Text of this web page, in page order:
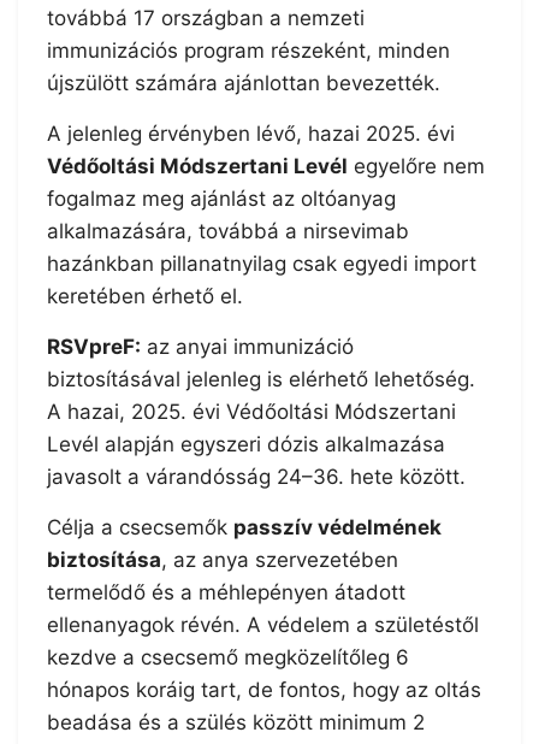
továbbá 17 országban a nemzeti
immunizációs program részeként, minden
újszülött számára ajánlottan bevezették.
A jelenleg érvényben lévő, hazai 2025. évi
Védőoltási Módszertani Levél egyelőre nem
fogalmaz meg ajánlást az oltóanyag
alkalmazására, továbbá a nirsevimab
hazánkban pillanatnyilag csak egyedi import
keretében érhető el.
RSVpreF: az anyai immunizáció
biztosításával jelenleg is elérhető lehetőség.
A hazai, 2025. évi Védőoltási Módszertani
Levél alapján egyszeri dózis alkalmazása
javasolt a várandósság 24–36. hete között.
Célja a csecsemők passzív védelmének
biztosítása, az anya szervezetében
termelődő és a méhlepényen átadott
ellenanyagok révén. A védelem a születéstől
kezdve a csecsemő megközelítőleg 6
hónapos koráig tart, de fontos, hogy az oltás
beadása és a szülés között minimum 2